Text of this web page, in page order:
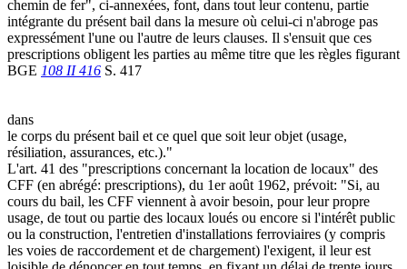
chemin de fer", ci-annexées, font, dans tout leur contenu, partie
intégrante du présent bail dans la mesure où celui-ci n'abroge pas
expressément l'une ou l'autre de leurs clauses. Il s'ensuit que ces
prescriptions obligent les parties au même titre que les règles figurant
BGE 108 II 416 S. 417
dans
le corps du présent bail et ce quel que soit leur objet (usage,
résiliation, assurances, etc.)."
L'art. 41 des "prescriptions concernant la location de locaux" des
CFF (en abrégé: prescriptions), du 1er août 1962, prévoit: "Si, au
cours du bail, les CFF viennent à avoir besoin, pour leur propre
usage, de tout ou partie des locaux loués ou encore si l'intérêt public
ou la construction, l'entretien d'installations ferroviaires (y compris
les voies de raccordement et de chargement) l'exigent, il leur est